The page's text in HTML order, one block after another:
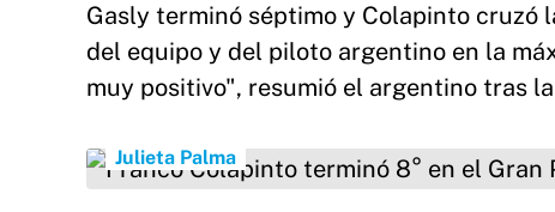
Gasly terminó séptimo y Colapinto
del equipo y del piloto argentino en la
muy positivo", resumió el argentino tras
Julieta Palma